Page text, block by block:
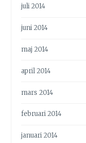
juli 2014
juni 2014
maj 2014
april 2014
mars 2014
februari 2014
januari 2014